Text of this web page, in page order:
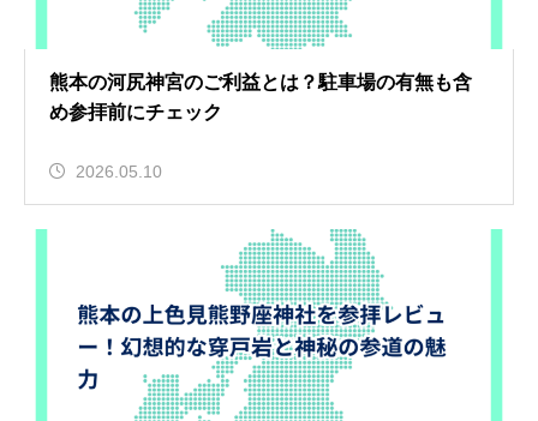
熊本の河尻神宮のご利益とは？駐車場の有無も含
め参拝前にチェック
2026.05.10